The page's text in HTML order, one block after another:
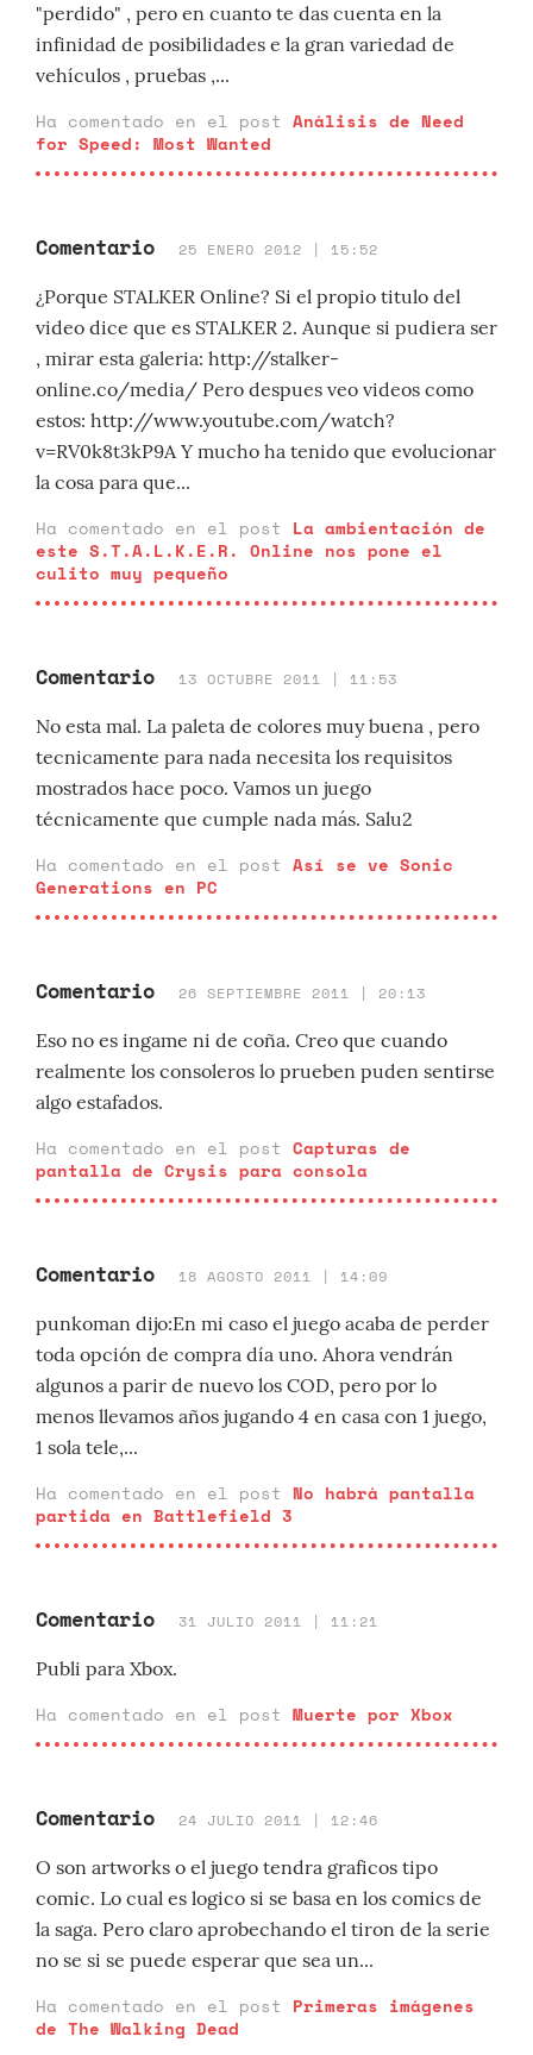
"perdido" , pero en cuanto te das cuenta en la
infinidad de posibilidades e la gran variedad de
vehículos , pruebas ,...
Ha comentado en el post Análisis de Need
for Speed: Most Wanted
Comentario 25 ENERO 2012 | 15:52
¿Porque STALKER Online? Si el propio titulo del
video dice que es STALKER 2. Aunque si pudiera ser
, mirar esta galeria: http://stalker-
online.co/media/ Pero despues veo videos como
estos: http://www.youtube.com/watch?
v=RV0k8t3kP9A Y mucho ha tenido que evolucionar
la cosa para que...
Ha comentado en el post La ambientación de
este S.T.A.L.K.E.R. Online nos pone el
culito muy pequeño
Comentario 13 OCTUBRE 2011 | 11:53
No esta mal. La paleta de colores muy buena , pero
tecnicamente para nada necesita los requisitos
mostrados hace poco. Vamos un juego
técnicamente que cumple nada más. Salu2
Ha comentado en el post Así se ve Sonic
Generations en PC
Comentario 26 SEPTIEMBRE 2011 | 20:13
Eso no es ingame ni de coña. Creo que cuando
realmente los consoleros lo prueben puden sentirse
algo estafados.
Ha comentado en el post Capturas de
pantalla de Crysis para consola
Comentario 18 AGOSTO 2011 | 14:09
punkoman dijo:En mi caso el juego acaba de perder
toda opción de compra día uno. Ahora vendrán
algunos a parir de nuevo los COD, pero por lo
menos llevamos años jugando 4 en casa con 1 juego,
1 sola tele,...
Ha comentado en el post No habrá pantalla
partida en Battlefield 3
Comentario 31 JULIO 2011 | 11:21
Publi para Xbox.
Ha comentado en el post Muerte por Xbox
Comentario 24 JULIO 2011 | 12:46
O son artworks o el juego tendra graficos tipo
comic. Lo cual es logico si se basa en los comics de
la saga. Pero claro aprobechando el tiron de la serie
no se si se puede esperar que sea un...
Ha comentado en el post Primeras imágenes
de The Walking Dead